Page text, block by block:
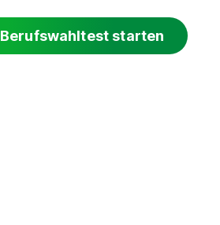
Berufswahltest starten